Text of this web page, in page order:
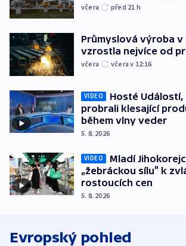
včera před 21 h
Průmyslová výroba v
vzrostla nejvíce od
včera včera v 12:16
VIDEO
Hosté
probrali klesající
během vlny veder
5. 8. 2026
VIDEO
Mladí
„žebráckou sílu“ k
rostoucích cen
5. 8. 2026
Evropský pohled